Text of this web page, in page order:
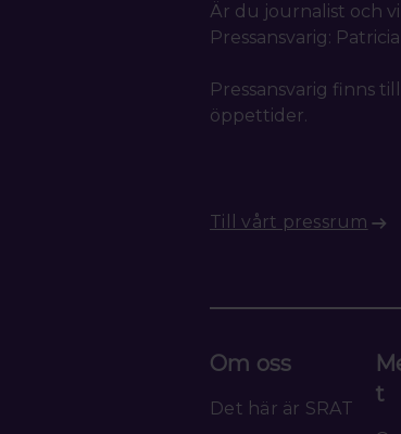
Är du journalist och
Pressansvarig:
Pressansvarig finns
öppettider.
Till vårt pressrum
Om oss
Det här är SRAT
t